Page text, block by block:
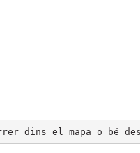
dins el mapa o bé